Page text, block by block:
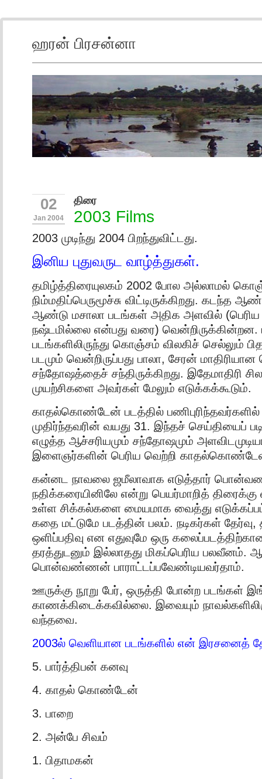
ஹரன் பிரசன்னா
02
Jan 2004
திரை
2003 Films
2003 முடிந்து 2004 பிறந்துவிட்டது.
இனிய புதுவருட வாழ்த்துகள்.
தமிழ்த்திரையுலகம் 2002 போல அல்லாமல்
நிம்மதிப்பெருமூச்சு விட்டிருக்கிறது. கடந்த
ஆண்டு மசாலா படங்கள் அதிக அளவில் (பெரிய
நஷ்டமில்லை என்பது வரை) வென்றிருக்கின்றன.
படங்களிலிருந்து கொஞ்சம் விலகிச் செல்லும்
படமும் வென்றிருப்பது பாலா, சேரன்
சந்தோஷத்தைச் சந்திருக்கிறது. இதேமாதிரி
முயற்சிகளை அவர்கள் மேலும் எடுக்கக்கூடும்.
காதல்கொண்டேன் படத்தில் பணிபுரிந்தவர்களில்
முதிர்ந்தவரின் வயது 31. இந்தச் செய்தியைப்
எழுத்த ஆச்சரியமும் சந்தோஷமும்
இளைஞர்களின் பெரிய வெற்றி
கன்னட நாவலை ஜமீலாவாக எடுத்தார்
நதிக்கரையினிலே என்று பெயர்மாறித்
உள்ள சிக்கல்களை மையமாக வைத்து
கதை மட்டுமே படத்தின் பலம். நடிகர்கள்
ஒளிப்பதிவு என எதுவுமே ஒரு
தரத்துடனும் இல்லாதது மிகப்பெரிய பலவீனம்.
பொன்வண்ணன் பாராட்டப்பவேண்டியவர்தாம்.
ஊருக்கு நூறு பேர், ஒருத்தி போன்ற படங்கள்
காணக்கிடைக்கவில்லை. இவையும்
வந்தவை.
2003ல் வெளியான படங்களில் என் இரசனைத்
5. பார்த்திபன் கனவு
4. காதல் கொண்டேன்
3. பாறை
2. அன்பே சிவம்
1. பிதாமகன்